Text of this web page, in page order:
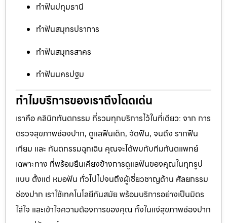
ทำฟันปทุมธานี
ทำฟันสมุทรปราการ
ทำฟันสมุทรสาคร
ทำฟันนครปฐม
ทำไมบริการของเราถึงโดดเด่น
เราคือ คลินิกทันตกรรม ที่รวมทุกบริการไว้ในที่เดียว: จาก การ
ตรวจสุขภาพช่องปาก, ดูแลฟันเด็ก, จัดฟัน, จนถึง รากฟัน
เทียม และ ทันตกรรมฉุกเฉิน คุณจะได้พบกับทีมทันตแพทย์
เฉพาะทาง ที่พร้อมยืนเคียงข้างการดูแลฟันของคุณในทุกรูป
แบบ ตั้งแต่ หมอฟัน ทั่วไปไปจนถึงผู้เชี่ยวชาญด้าน ศัลยกรรม
ช่องปาก เราใช้เทคโนโลยีทันสมัย พร้อมบริการอย่างเป็นมิตร
ใส่ใจ และเข้าใจความต้องการของคุณ ทั้งในแง่สุขภาพช่องปาก